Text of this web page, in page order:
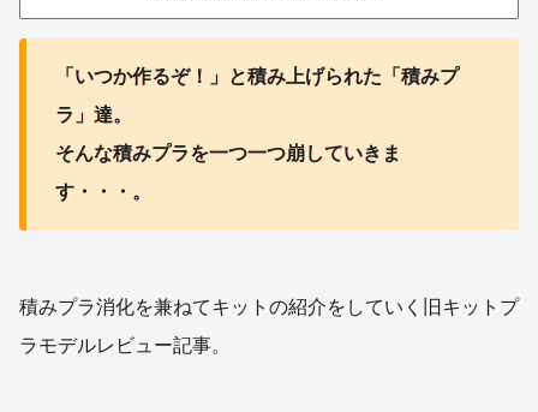
「いつか作るぞ！」と積み上げられた「積みプ
ラ」達。
そんな積みプラを一つ一つ崩していきま
す・・・。
積みプラ消化を兼ねてキットの紹介をしていく旧キットプ
ラモデルレビュー記事。